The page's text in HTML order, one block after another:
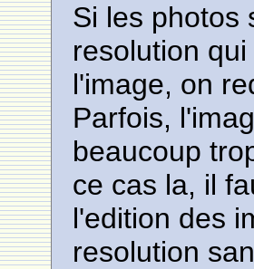
Si les photos
resolution
l'image, on
Parfois,
beaucoup
ce cas la, il
l'edition des
resolution